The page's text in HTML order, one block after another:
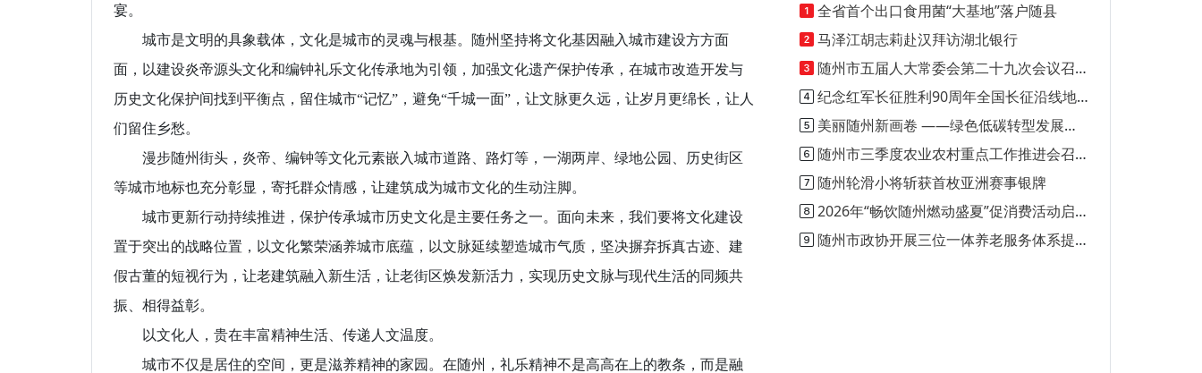
宴。
城市是文明的具象载体，文化是城市的灵魂与根基。随州坚持将文化基因融入城市建设方方面
面，以建设炎帝源头文化和编钟礼乐文化传承地为引领，加强文化遗产保护传承，在城市改造开发与
历史文化保护间找到平衡点，留住城市“记忆”，避免“千城一面”，让文脉更久远，让岁月更绵长，让人
们留住乡愁。
漫步随州街头，炎帝、编钟等文化元素嵌入城市道路、路灯等，一湖两岸、绿地公园、历史街区
等城市地标也充分彰显，寄托群众情感，让建筑成为城市文化的生动注脚。
城市更新行动持续推进，保护传承城市历史文化是主要任务之一。面向未来，我们要将文化建设
置于突出的战略位置，以文化繁荣涵养城市底蕴，以文脉延续塑造城市气质，坚决摒弃拆真古迹、建
假古董的短视行为，让老建筑融入新生活，让老街区焕发新活力，实现历史文脉与现代生活的同频共
振、相得益彰。
以文化人，贵在丰富精神生活、传递人文温度。
城市不仅是居住的空间，更是滋养精神的家园。在随州，礼乐精神不是高高在上的教条，而是融
全省首个出口食用菌“大基地”落户随县
马泽江胡志莉赴汉拜访湖北银行
随州市五届人大常委会第二十九次会议召开
纪念红军长征胜利90周年全国长征沿线地市媒体新闻行动正式启动
美丽随州新画卷 ——绿色低碳转型发展的随州实践
随州市三季度农业农村重点工作推进会召开
随州轮滑小将斩获首枚亚洲赛事银牌
2026年“畅饮随州燃动盛夏”促消费活动启动
随州市政协开展三位一体养老服务体系提案落实情况调研